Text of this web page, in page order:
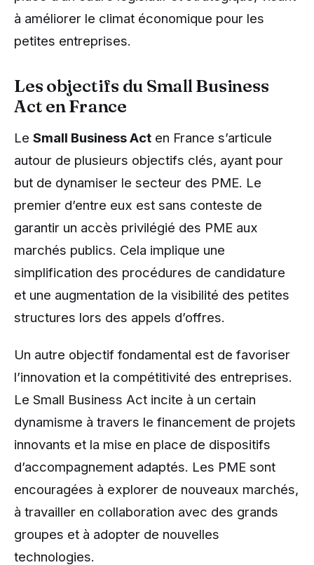
à améliorer le climat économique pour les
petites entreprises.
Les objectifs du Small Business
Act en France
Le Small Business Act en France s’articule
autour de plusieurs objectifs clés, ayant pour
but de dynamiser le secteur des PME. Le
premier d’entre eux est sans conteste de
garantir un accès privilégié des PME aux
marchés publics. Cela implique une
simplification des procédures de candidature
et une augmentation de la visibilité des petites
structures lors des appels d’offres.
Un autre objectif fondamental est de favoriser
l’innovation et la compétitivité des entreprises.
Le Small Business Act incite à un certain
dynamisme à travers le financement de projets
innovants et la mise en place de dispositifs
d’accompagnement adaptés. Les PME sont
encouragées à explorer de nouveaux marchés,
à travailler en collaboration avec des grands
groupes et à adopter de nouvelles
technologies.